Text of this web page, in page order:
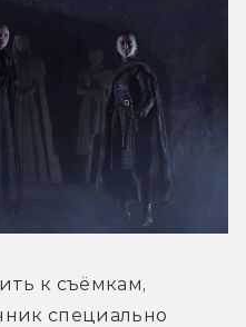
к съёмкам,
специально